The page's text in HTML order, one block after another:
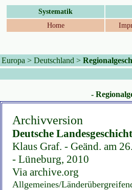
Systematik
Home
Europa > Deutschland >
-
Archivversion
Deutsche
Klaus Graf. - Geänd. am
- Lüneburg, 2010
Via archive.org
Allgemeines/